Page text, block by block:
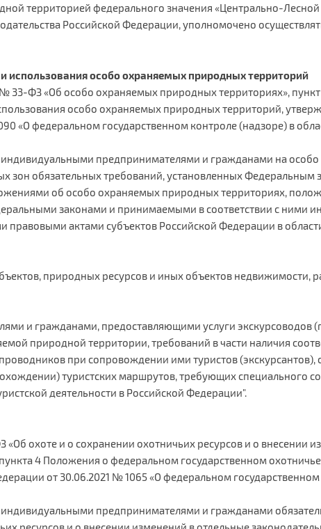
территорией федерального значения «Центрально-
Российской Федерации, уполномочено
использования особо охраняемых природных территорий
№ 33-ФЗ «Об особо охраняемых природных территориях»,
особо охраняемых природных территорий,
«О федеральном государственном контроле (надзоре) в
предпринимателями и гражданами на
зон обязательных требований, установленных Федеральным
об особо охраняемых природных территориях,
законами и принимаемыми в соответствии с ними
актами субъектов Российской Федерации в
природных ресурсов и иных объектов недвижимости,
и гражданами, предоставляющими услуги экскурсоводов
природной территории, требований в части наличия
при сопровождении ими туристов
туристских маршрутов, требующих специального
деятельности в Российской Федерации".
охоте и о сохранении охотничьих ресурсов и о внесении
4 Положения о федеральном государственном
от 30.06.2021 № 1065 «О федеральном
предпринимателями и гражданами